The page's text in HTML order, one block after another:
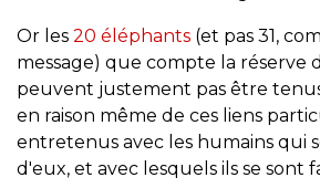
Or les 20 éléphants (et pas 31,
message) que compte la réserve
peuvent justement pas être
en raison même de ces liens
entretenus avec les humains qui
d'eux, et avec lesquels ils se sont